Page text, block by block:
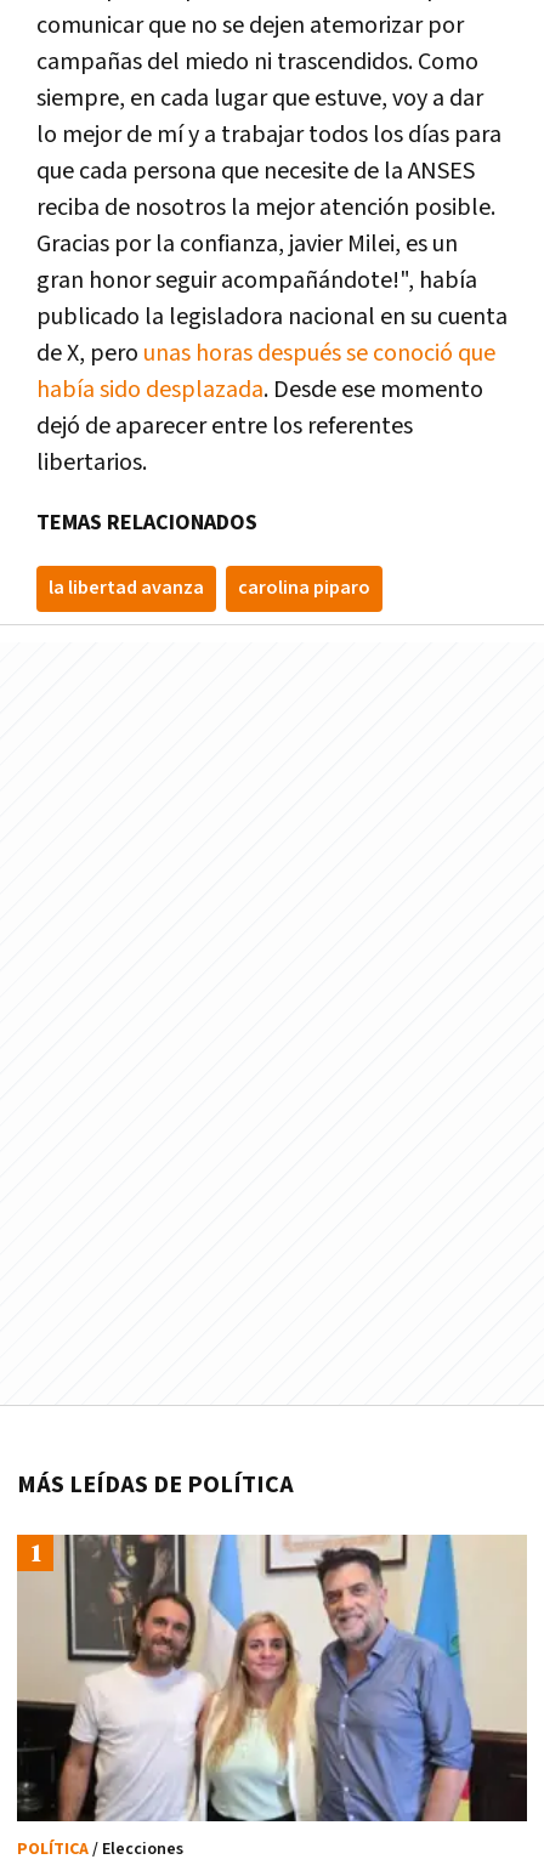
comunicar que no se dejen atemorizar por
campañas del miedo ni trascendidos. Como
siempre, en cada lugar que estuve, voy a dar
lo mejor de mí y a trabajar todos los días para
que cada persona que necesite de la ANSES
reciba de nosotros la mejor atención posible.
Gracias por la confianza, javier Milei, es un
gran honor seguir acompañándote!", había
publicado la legisladora nacional en su cuenta
de X, pero unas horas después se conoció que
había sido desplazada. Desde ese momento
dejó de aparecer entre los referentes
libertarios.
TEMAS RELACIONADOS
la libertad avanza carolina piparo
MÁS LEÍDAS DE POLÍTICA
POLÍTICA/ Elecciones